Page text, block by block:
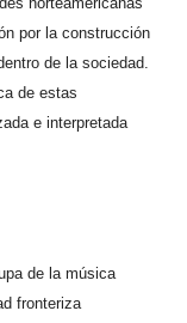
por la construcción
de la sociedad.
de estas
e interpretada
de la música
fronteriza